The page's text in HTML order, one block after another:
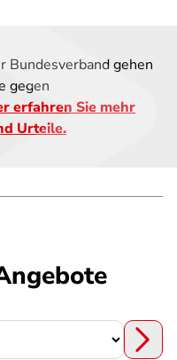
Bundesverband gehen
gegen
erfahren Sie mehr
Urteile.